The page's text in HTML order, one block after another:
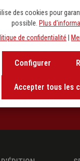
keeps you on beat.
music and become
des cookies pour
possible. Plus
de confidentialité |
Configurer
Accepter tous les